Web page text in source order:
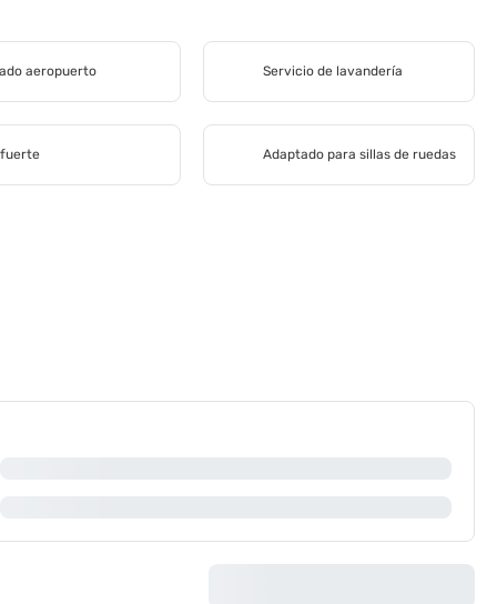
aeropuerto Servicio de lavandería
Adaptado para sillas de ruedas